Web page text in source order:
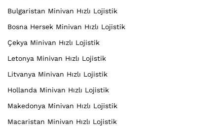
Bulgaristan Minivan Hızlı Lojistik
Bosna Hersek Minivan Hızlı Lojistik
Çekya Minivan Hızlı Lojistik
Letonya Minivan Hızlı Lojistik
Litvanya Minivan Hızlı Lojistik
Hollanda Minivan Hızlı Lojistik
Makedonya Minivan Hızlı Lojistik
Macaristan Minivan Hızlı Lojistik